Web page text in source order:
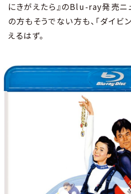
にきがえたら』のBlu-ray発売ニ
の方もそうでない方も、「ダイビ
えるはず。